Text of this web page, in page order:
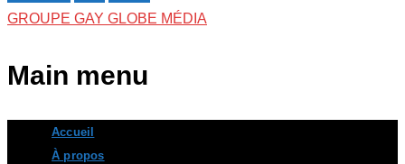
GROUPE GAY GLOBE MÉDIA
Main menu
Accueil
À propos